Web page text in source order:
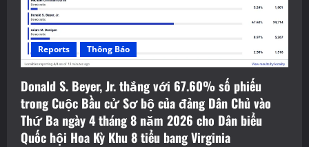
Reports Thông Báo
Donald S. Beyer, Jr. thắng với 67.60% số phiếu
trong Cuộc Bầu cử Sơ bộ của đảng Dân Chủ vào
Thứ Ba ngày 4 tháng 8 năm 2026 cho Dân biểu
Quốc hội Hoa Kỳ Khu 8 tiểu bang Virginia